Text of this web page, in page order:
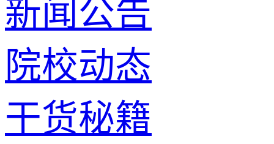
新闻公告
院校动态
干货秘籍